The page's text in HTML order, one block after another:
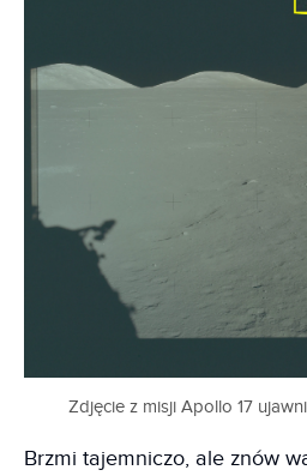
Zdjęcie z misji Apollo 17
Brzmi tajemniczo, ale znów